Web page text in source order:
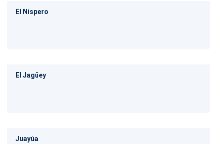
El Níspero
El Jagüey
Juayúa